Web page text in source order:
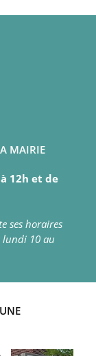
MAIRIE
12h et de
ses horaires
lundi 10 au